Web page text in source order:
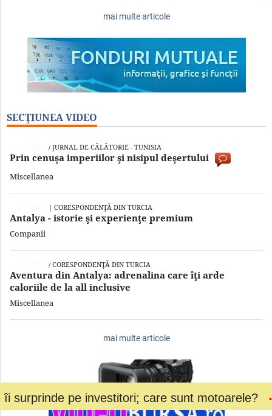
pe investitori; care sunt motoarele?
mai multe articole
SECŢIUNEA VIDEO
/ JURNAL DE CĂLĂTORIE - TUNISIA
Prin cenuşa imperiilor şi nisipul deşertului
Miscellanea
| CORESPONDENŢĂ DIN TURCIA
Antalya - istorie şi experienţe premium
Companii
/ CORESPONDENŢĂ DIN TURCIA
Aventura din Antalya: adrenalina care îţi arde
caloriile de la all inclusive
Miscellanea
mai multe articole